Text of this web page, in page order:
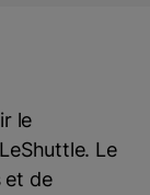
le
Le
et de